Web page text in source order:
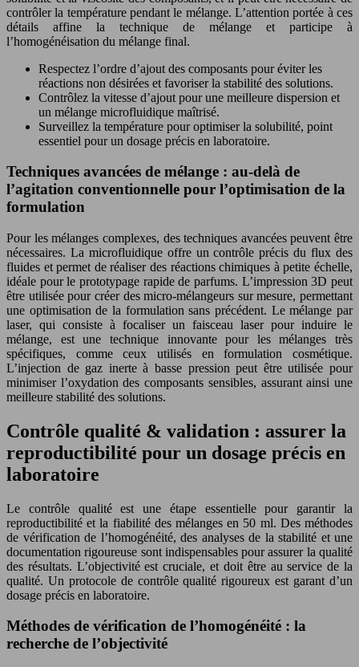
contrôler la température pendant le mélange. L’attention portée à ces
détails affine la technique de mélange et participe à
l’homogénéisation du mélange final.
Respectez l’ordre d’ajout des composants pour éviter les
réactions non désirées et favoriser la stabilité des solutions.
Contrôlez la vitesse d’ajout pour une meilleure dispersion et
un mélange microfluidique maîtrisé.
Surveillez la température pour optimiser la solubilité, point
essentiel pour un dosage précis en laboratoire.
Techniques avancées de mélange : au-delà de
l’agitation conventionnelle pour l’optimisation de la
formulation
Pour les mélanges complexes, des techniques avancées peuvent être
nécessaires. La microfluidique offre un contrôle précis du flux des
fluides et permet de réaliser des réactions chimiques à petite échelle,
idéale pour le prototypage rapide de parfums. L’impression 3D peut
être utilisée pour créer des micro-mélangeurs sur mesure, permettant
une optimisation de la formulation sans précédent. Le mélange par
laser, qui consiste à focaliser un faisceau laser pour induire le
mélange, est une technique innovante pour les mélanges très
spécifiques, comme ceux utilisés en formulation cosmétique.
L’injection de gaz inerte à basse pression peut être utilisée pour
minimiser l’oxydation des composants sensibles, assurant ainsi une
meilleure stabilité des solutions.
Contrôle qualité & validation : assurer la
reproductibilité pour un dosage précis en
laboratoire
Le contrôle qualité est une étape essentielle pour garantir la
reproductibilité et la fiabilité des mélanges en 50 ml. Des méthodes
de vérification de l’homogénéité, des analyses de la stabilité et une
documentation rigoureuse sont indispensables pour assurer la qualité
des résultats. L’objectivité est cruciale, et doit être au service de la
qualité. Un protocole de contrôle qualité rigoureux est garant d’un
dosage précis en laboratoire.
Méthodes de vérification de l’homogénéité : la
recherche de l’objectivité